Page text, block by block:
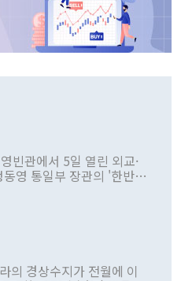
빈관에서 5일 열린 외교·
영 통일부 장관의 '한반도
책으로 추진하겠다고 공
을 내놨다. 그동안 정 장
러 번 있지만 대통령과 유
의 경상수지가 전월에 이